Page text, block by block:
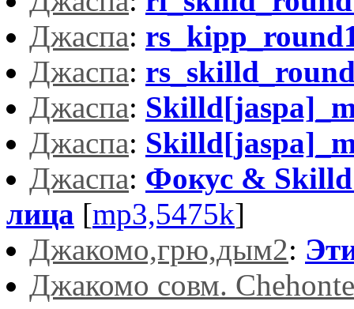
Джacпa:
Джacпa:
Джacпa:
Джacпa:
Джacпa: Фокус &
лица [mp3,5475k]
Джакомо,грю,дым2:
Джакомо совм. Chehonte